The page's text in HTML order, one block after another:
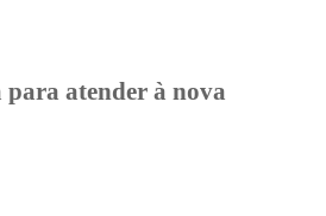
atender à nova